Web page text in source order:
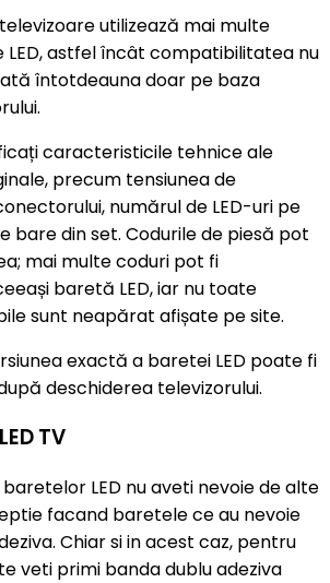
utilizează mai multe
LED, astfel încât compatibilitatea nu
întotdeauna doar pe baza
caracteristicile tehnice ale
precum tensiunea de
numărul de LED-uri pe
bare din set. Codurile de piesă pot
mai multe coduri pot fi
baretă LED, iar nu toate
sunt neapărat afișate pe site.
exactă a baretei LED poate fi
deschiderea televizorului.
TV
LED nu aveti nevoie de alte
facand baretele ce au nevoie
Chiar si in acest caz, pentru
veti primi banda dublu adeziva